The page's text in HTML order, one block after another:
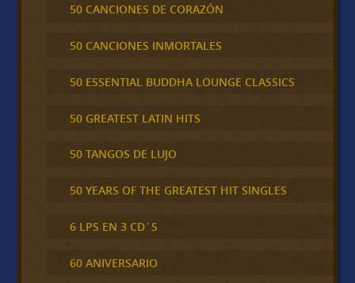
50 CANCIONES DE CORAZÓN
50 CANCIONES INMORTALES
50 ESSENTIAL BUDDHA LOUNGE CLASSICS
50 GREATEST LATIN HITS
50 TANGOS DE LUJO
50 YEARS OF THE GREATEST HIT SINGLES
6 LPS EN 3 CD´S
60 ANIVERSARIO